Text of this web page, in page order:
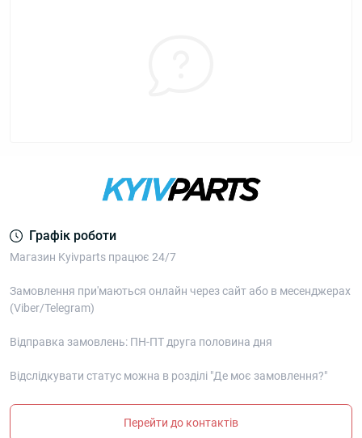
Графік роботи
Магазин Kyivparts працює 24/7
Замовлення при'маються онлайн через сайт або в месенджерах
(Viber/Telegram)
Відправка замовлень: ПН-ПТ друга половина дня
Відслідкувати статус можна в розділі "Де моє замовлення?"
Перейти до контактів